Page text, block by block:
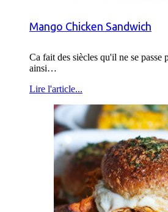
Mango Chicken Sandwich
Ca fait des siècles qu'il ne se
ainsi…
Lire l'article...